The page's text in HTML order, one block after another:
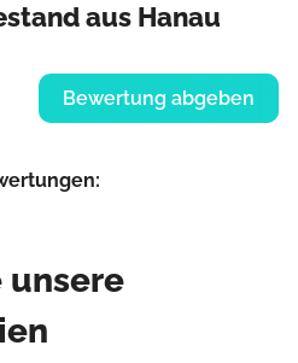
aus Hanau
Bewertung abgeben
unsere